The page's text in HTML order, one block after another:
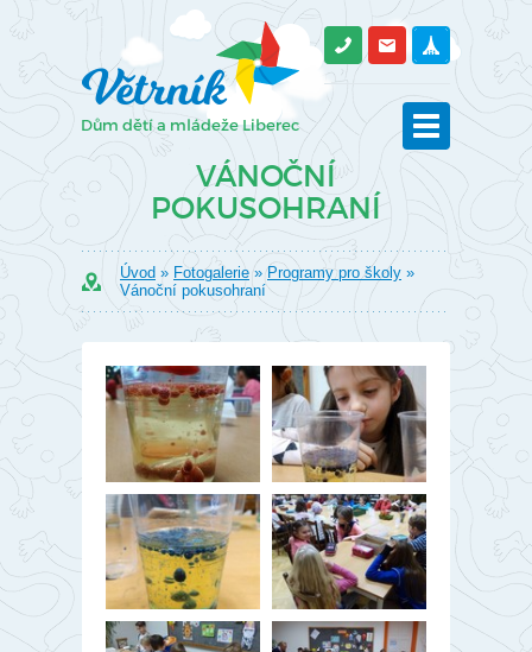
VÁNOČNÍ
POKUSOHRANÍ
Úvod » Fotogalerie »Programy pro školy »
Vánoční pokusohraní